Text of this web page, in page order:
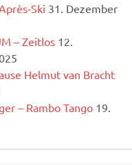
Ski 31. Dezember
– Zeitlos 12.
Helmut van Bracht
– Rambo Tango 19.